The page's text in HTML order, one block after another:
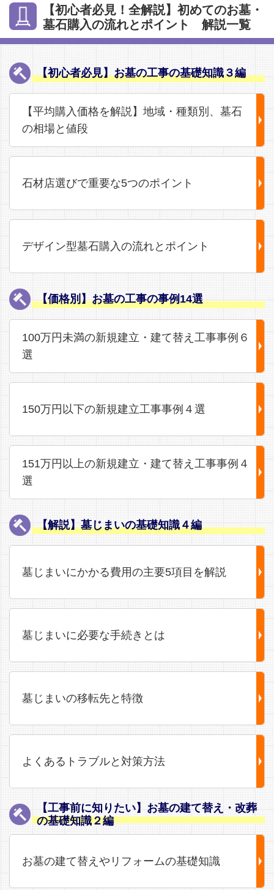
【初心者必見！全解説】初めてのお墓・
墓石購入の流れとポイント 解説一覧
【初心者必見】お墓の工事の基礎知識３編
【平均購入価格を解説】地域・種類別、墓石
の相場と値段
石材店選びで重要な5つのポイント
デザイン型墓石購入の流れとポイント
【価格別】お墓の工事の事例14選
100万円未満の新規建立・建て替え工事事例６
選
150万円以下の新規建立工事事例４選
151万円以上の新規建立・建て替え工事事例４
選
【解説】墓じまいの基礎知識４編
墓じまいにかかる費用の主要5項目を解説
墓じまいに必要な手続きとは
墓じまいの移転先と特徴
よくあるトラブルと対策方法
【工事前に知りたい】お墓の建て替え・改葬
の基礎知識２編
お墓の建て替えやリフォームの基礎知識